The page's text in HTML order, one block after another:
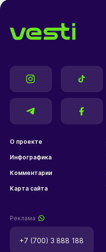
О проекте
Инфографика
Комментарии
Карта сайта
Реклама
+7 (700) 3 888 188